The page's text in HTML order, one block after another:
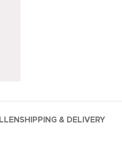
SHIPPING & DELIVERY